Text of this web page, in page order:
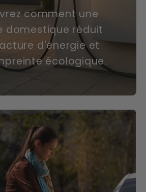
comment une
domestique réduit
d'énergie et
écologique.